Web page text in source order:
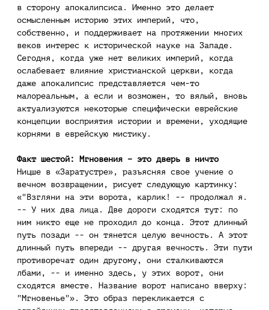
в сторону апокалипсиса. Именно это делает
осмысленным историю этих империй, что,
собственно, и поддерживает на протяжении многих
веков интерес к исторической науке на Западе.
Сегодня, когда уже нет великих империй, когда
ослабевает влияние христианской церкви, когда
даже апокалипсис представляется чем-то
малореальным, а если и возможен, то вялый, вновь
актуализуются некоторые специфически еврейские
концепции восприятия истории и времени, уходящие
корнями в еврейскую мистику.
Факт шестой: Мгновения – это дверь в ничто
Ницше в «Заратустре», разъясняя свое учение о
вечном возвращении, рисует следующую картинку:
«"Взгляни на эти ворота, карлик! -- продолжал я.
-- У них два лица. Две дороги сходятся тут: по
ним никто еще не проходил до конца. Этот длинный
путь позади -- он тянется целую вечность. А этот
длинный путь впереди -- другая вечность. Эти пути
противоречат один другому, они сталкиваются
лбами, -- и именно здесь, у этих ворот, они
сходятся вместе. Название ворот написано вверху:
"Мгновенье"». Это образ перекликается с